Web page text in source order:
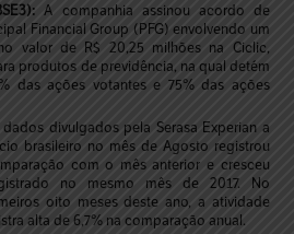
A companhia assinou acordo de
Financial Group (PFG) envolvendo um
valor de R$ 20,25 milhões na Ciclic,
produtos de previdência, na qual detém
das ações votantes e 75% das ações
divulgados pela Serasa Experian a
brasileiro no mês de Agosto registrou
com o mês anterior e cresceu
no mesmo mês de 2017. No
oito meses deste ano, a atividade
alta de 6,7% na comparação anual.